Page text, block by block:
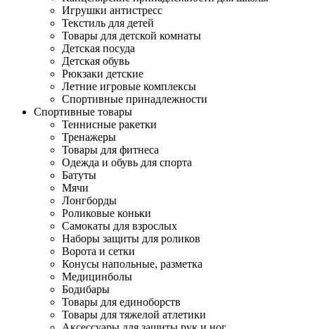
Игрушки антистресс
Текстиль для детей
Товары для детской комнаты
Детская посуда
Детская обувь
Рюкзаки детские
Летние игровые комплексы
Спортивные принадлежности
Спортивные товары
Теннисные ракетки
Тренажеры
Товары для фитнеса
Одежда и обувь для спорта
Батуты
Мячи
Лонгборды
Роликовые коньки
Самокаты для взрослых
Наборы защиты для роликов
Ворота и сетки
Конусы напольные, разметка
Медицинболы
Бодибары
Товары для единоборств
Товары для тяжелой атлетики